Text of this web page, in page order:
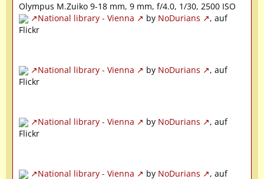
Olympus M.Zuiko 9-18 mm, 9 mm, f/4.0, 1/30, 2500 ISO
National library - Vienna
by NoDurians
, auf
Flickr
National library - Vienna by NoDurians
, auf
Flickr
National library - Vienna by NoDurians
, auf
Flickr
National library - Vienna by NoDurians
, auf